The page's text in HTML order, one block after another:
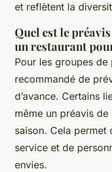
et reflètent la
Quel est le
un restaurant
Pour les groupes
recommandé de
d’avance. Certains
même un préavis
saison. Cela permet
service et de
envies.